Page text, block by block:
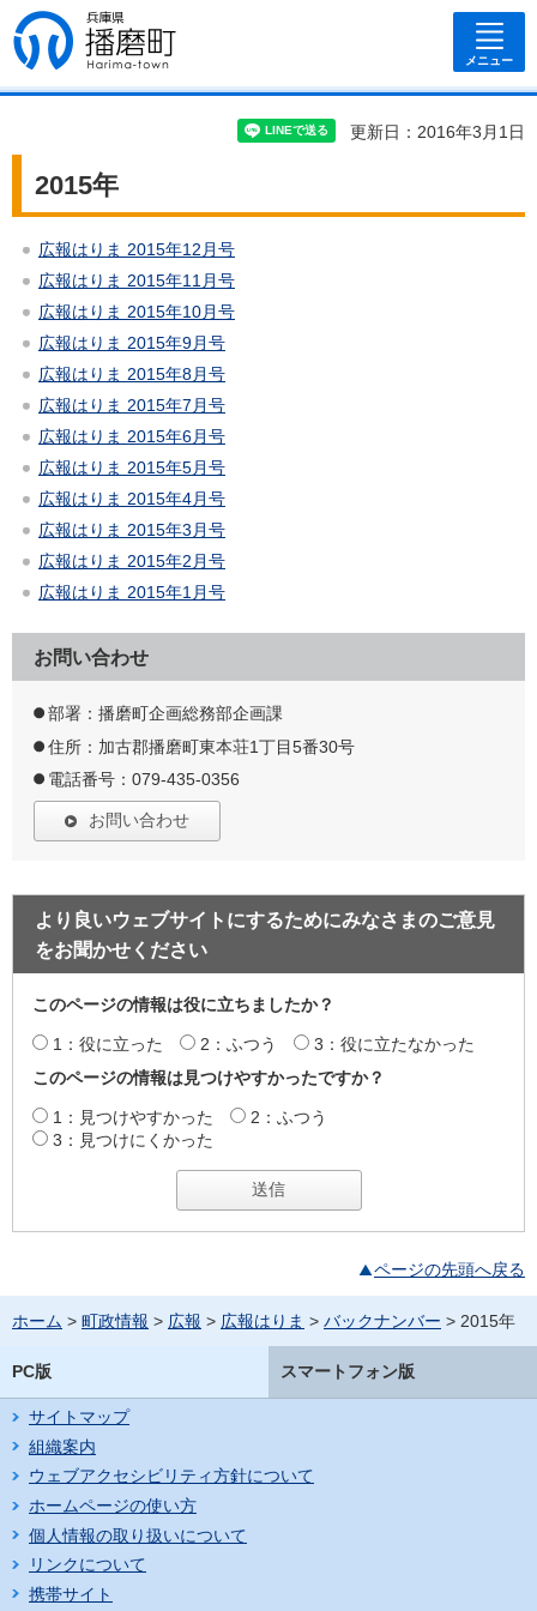
兵庫県 播磨
町
メニュー
更新日：2016年3月1日
2015年
広報はりま 2015年12月号
広報はりま 2015年11月号
広報はりま 2015年10月号
広報はりま 2015年9月号
広報はりま 2015年8月号
広報はりま 2015年7月号
広報はりま 2015年6月号
広報はりま 2015年5月号
広報はりま 2015年4月号
広報はりま 2015年3月号
広報はりま 2015年2月号
広報はりま 2015年1月号
お問い合わせ
部署：播磨町企画総務部企画課
住所：加古郡播磨町東本荘1丁目5番30号
電話番号：079-435-0356
お問い合わせ
より良いウェブサイトにするためにみなさまのご意見
をお聞かせください
このページの情報は役に立ちましたか？
1：役に立った 2：ふつう
3：役に立たなかった
このページの情報は見つけやすかったですか？
1：見つけやすかった
2：ふつう
3：見つけにくかった
ページの先頭へ戻る
ホーム > 町政情報 > 広報 > 広報はりま > バックナンバー > 2015年
PC版 スマートフォン版
サイトマップ
組織案内
ウェブアクセシビリティ方針について
ホームページの使い方
個人情報の取り扱いについて
リンクについて
携帯サイト